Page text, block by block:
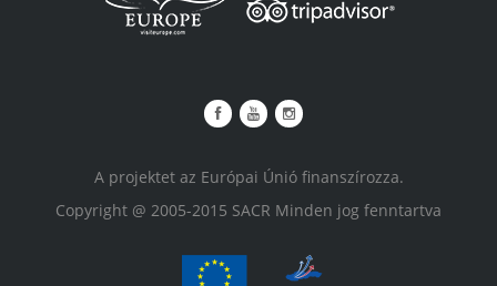
A projektet az Európai Únió finanszírozza.
Copyright @ 2005-2015 SACR Minden jog fenntartva